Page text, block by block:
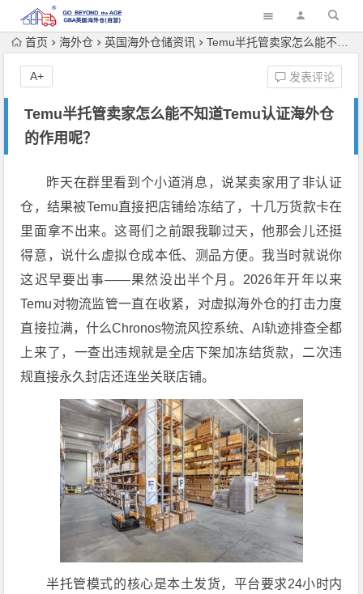
首页 海外仓 英国海外仓储资讯 Temu半托管卖家怎么能不知道Temu认证海外仓的作用呢？
Temu半托管卖家怎么能不知道Temu认证海外仓
的作用呢？
发表评论
A+
昨天在群里看到个小道消息，说某卖家用了非认证
仓，结果被Temu直接把店铺给冻结了，十几万货款卡在
里面拿不出来。这哥们之前跟我聊过天，他那会儿还挺
得意，说什么虚拟仓成本低、测品方便。我当时就说你
这迟早要出事——果然没出半个月。2026年开年以来
Temu对物流监管一直在收紧，对虚拟海外仓的打击力度
直接拉满，什么Chronos物流风控系统、AI轨迹排查全都
上来了，一查出违规就是全店下架加冻结货款，二次违
规直接永久封店还连坐关联店铺。
半托管模式的核心是本土发货，平台要求24小时内